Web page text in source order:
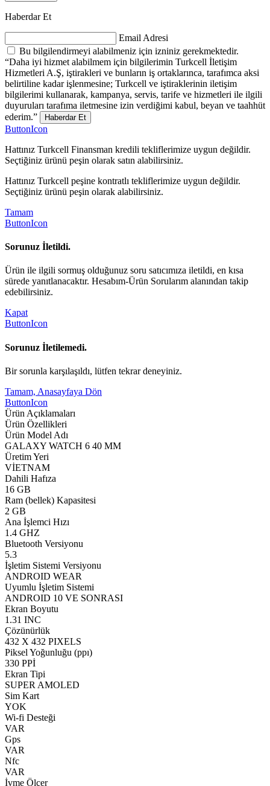
Haberdar Et
Email Adresi
Bu bilgilendirmeyi alabilmeniz için izniniz gerekmektedir.
“Daha iyi hizmet alabilmem için bilgilerimin Turkcell İletişim
Hizmetleri A.Ş, iştirakleri ve bunların iş ortaklarınca, tarafımca aksi
belirtiline kadar işlenmesine; Turkcell ve iştiraklerinin iletişim
bilgilerimi kullanarak, kampanya, servis, tarife ve hizmetleri ile ilgili
duyuruları tarafıma iletmesine izin verdiğimi kabul, beyan ve taahhüt
ederim.”
Haberdar Et
ButtonIcon
Hattınız Turkcell Finansman kredili tekliflerimize uygun değildir.
Seçtiğiniz ürünü peşin olarak satın alabilirsiniz.
Hattınız Turkcell peşine kontratlı tekliflerimize uygun değildir.
Seçtiğiniz ürünü peşin olarak alabilirsiniz.
Tamam
ButtonIcon
Sorunuz İletildi.
Ürün ile ilgili sormuş olduğunuz soru satıcımıza iletildi, en kısa
sürede yanıtlanacaktır. Hesabım-Ürün Sorularım alanından takip
edebilirsiniz.
Kapat
ButtonIcon
Sorunuz İletilemedi.
Bir sorunla karşılaşıldı, lütfen tekrar deneyiniz.
Tamam, Anasayfaya Dön
ButtonIcon
Ürün Açıklamaları
Ürün Özellikleri
Ürün Model Adı
GALAXY WATCH 6 40 MM
Üretim Yeri
VİETNAM
Dahili Hafıza
16 GB
Ram (bellek) Kapasitesi
2 GB
Ana İşlemci Hızı
1.4 GHZ
Bluetooth Versiyonu
5.3
İşletim Sistemi Versiyonu
ANDROID WEAR
Uyumlu İşletim Sistemi
ANDROID 10 VE SONRASI
Ekran Boyutu
1.31 INC
Çözünürlük
432 X 432 PIXELS
Piksel Yoğunluğu (ppı)
330 PPİ
Ekran Tipi
SUPER AMOLED
Sim Kart
YOK
Wi-fi Desteği
VAR
Gps
VAR
Nfc
VAR
İvme Ölçer